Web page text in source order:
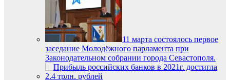
11 марта состоялось первое
заседание Молодёжного парламента при
Законодательном собрании города Севастополя.